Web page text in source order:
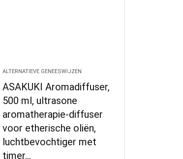
ALTERNATIEVE GENEESWIJZEN
ASAKUKI Aromadiffuser,
500 ml, ultrasone
aromatherapie-diffuser
voor etherische oliën,
luchtbevochtiger met
timer…